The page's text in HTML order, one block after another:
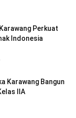
Perkuat
Indonesia
Karawang Bangun
IIA